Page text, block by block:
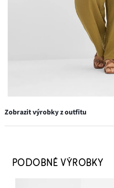
Zobrazit výrobky z outfitu
799 Kč-27%
PODOBNÉ VÝROBKY